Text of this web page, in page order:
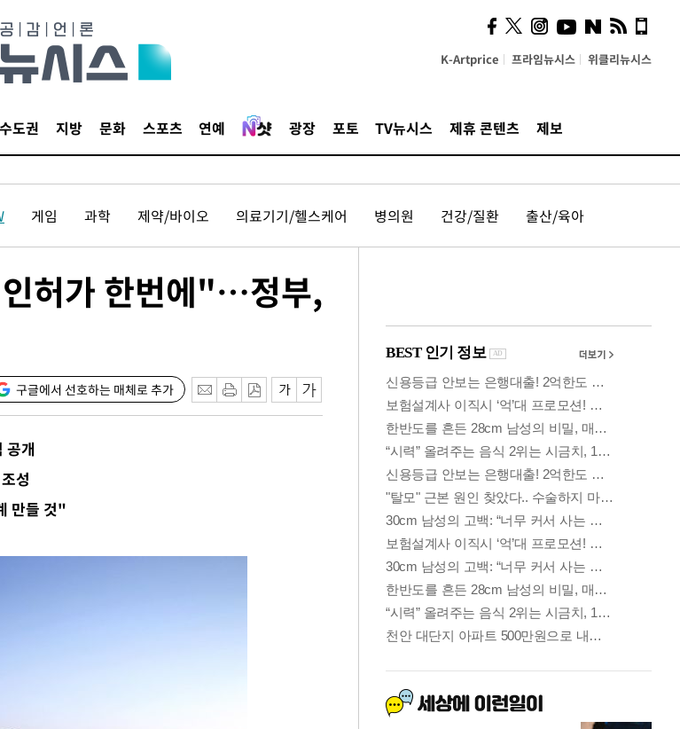
K-Artprice 프라임뉴시스 위클리뉴시스
수도권 지방 문화 스포츠 연예 광장 포토 TV뉴시스 제휴 콘텐츠 제보
게임 과학 제약/바이오 의료기기/헬스케어 병의원 건강/질환 출산/육아
인허가 한번에"…정부,
구글에서 선호하는 매체로 추가
공개
성
만들 것"
시, 스마트폰 액세서리에
NFC 더했다